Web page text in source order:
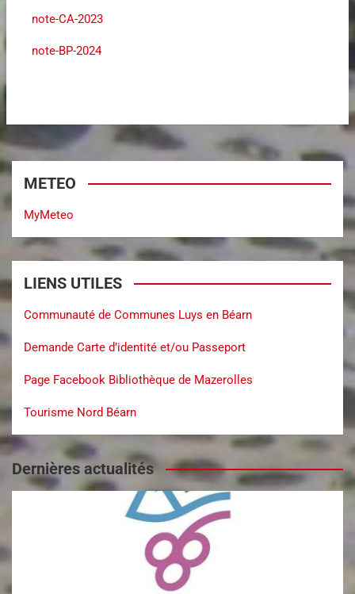
note-CA-2023
note-BP-2024
METEO
MyMeteo
LIENS UTILES
Communauté de Communes Luys en Béarn
Demande Carte d’identité et/ou Passeport
Page Facebook Bibliothèque de Mazerolles
Tourisme Nord Béarn
Dernières actualités